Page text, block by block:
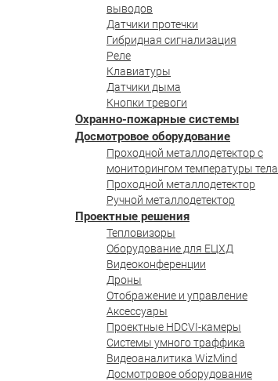
выводов
Датчики протечки
Гибридная сигнализация
Реле
Клавиатуры
Датчики дыма
Кнопки тревоги
Охранно-пожарные системы
Досмотровое оборудование
Проходной металлодетектор с
мониторингом температуры тела
Проходной металлодетектор
Ручной металлодетектор
Проектные решения
Тепловизоры
Оборудование для ЕЦХД
Видеоконференции
Дроны
Отображение и управление
Аксессуары
Проектные HDCVI-камеры
Системы умного траффика
Видеоаналитика WizMind
Досмотровое оборудование